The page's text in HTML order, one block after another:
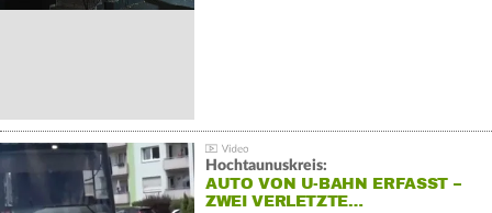
Hochtaunuskreis:
AUTO VON U-BAHN ERFASST –
ZWEI VERLETZTE…